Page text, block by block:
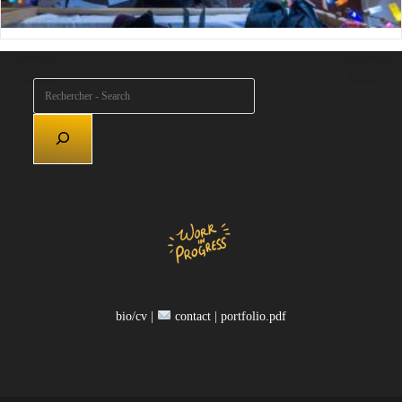
bio/cv | contact | portfolio.pdf